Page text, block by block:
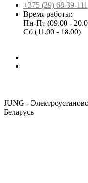
+375 (29) 68-39-111
Время работы:
Пн-Пт (09.00 -
Сб (11.00 - 18.00)
JUNG -
Беларусь